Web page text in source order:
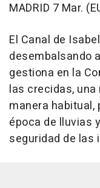
MADRID 7 Mar.
El Canal de
desembalsando
gestiona en la
las crecidas,
manera habitual,
época de lluvias
seguridad de